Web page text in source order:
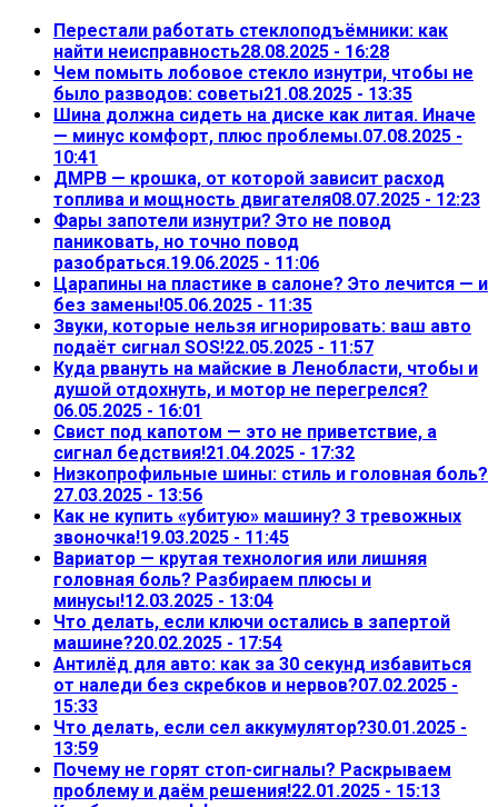
Перестали работать стеклоподъёмники: как
найти неисправность28.08.2025 - 16:28
Чем помыть лобовое стекло изнутри, чтобы не
было разводов: советы21.08.2025 - 13:35
Шина должна сидеть на диске как литая. Иначе
— минус комфорт, плюс проблемы.07.08.2025 -
10:41
ДМРВ — крошка, от которой зависит расход
топлива и мощность двигателя08.07.2025 - 12:23
Фары запотели изнутри? Это не повод
паниковать, но точно повод
разобраться.19.06.2025 - 11:06
Царапины на пластике в салоне? Это лечится — и
без замены!05.06.2025 - 11:35
Звуки, которые нельзя игнорировать: ваш авто
подаёт сигнал SOS!22.05.2025 - 11:57
Куда рвануть на майские в Ленобласти, чтобы и
душой отдохнуть, и мотор не перегрелся?
06.05.2025 - 16:01
Свист под капотом — это не приветствие, а
сигнал бедствия!21.04.2025 - 17:32
Низкопрофильные шины: стиль и головная боль?
27.03.2025 - 13:56
Как не купить «убитую» машину? 3 тревожных
звоночка!19.03.2025 - 11:45
Вариатор — крутая технология или лишняя
головная боль? Разбираем плюсы и
минусы!12.03.2025 - 13:04
Что делать, если ключи остались в запертой
машине?20.02.2025 - 17:54
Антилёд для авто: как за 30 секунд избавиться
от наледи без скребков и нервов?07.02.2025 -
15:33
Что делать, если сел аккумулятор?30.01.2025 -
13:59
Почему не горят стоп-сигналы? Раскрываем
проблему и даём решения!22.01.2025 - 15:13